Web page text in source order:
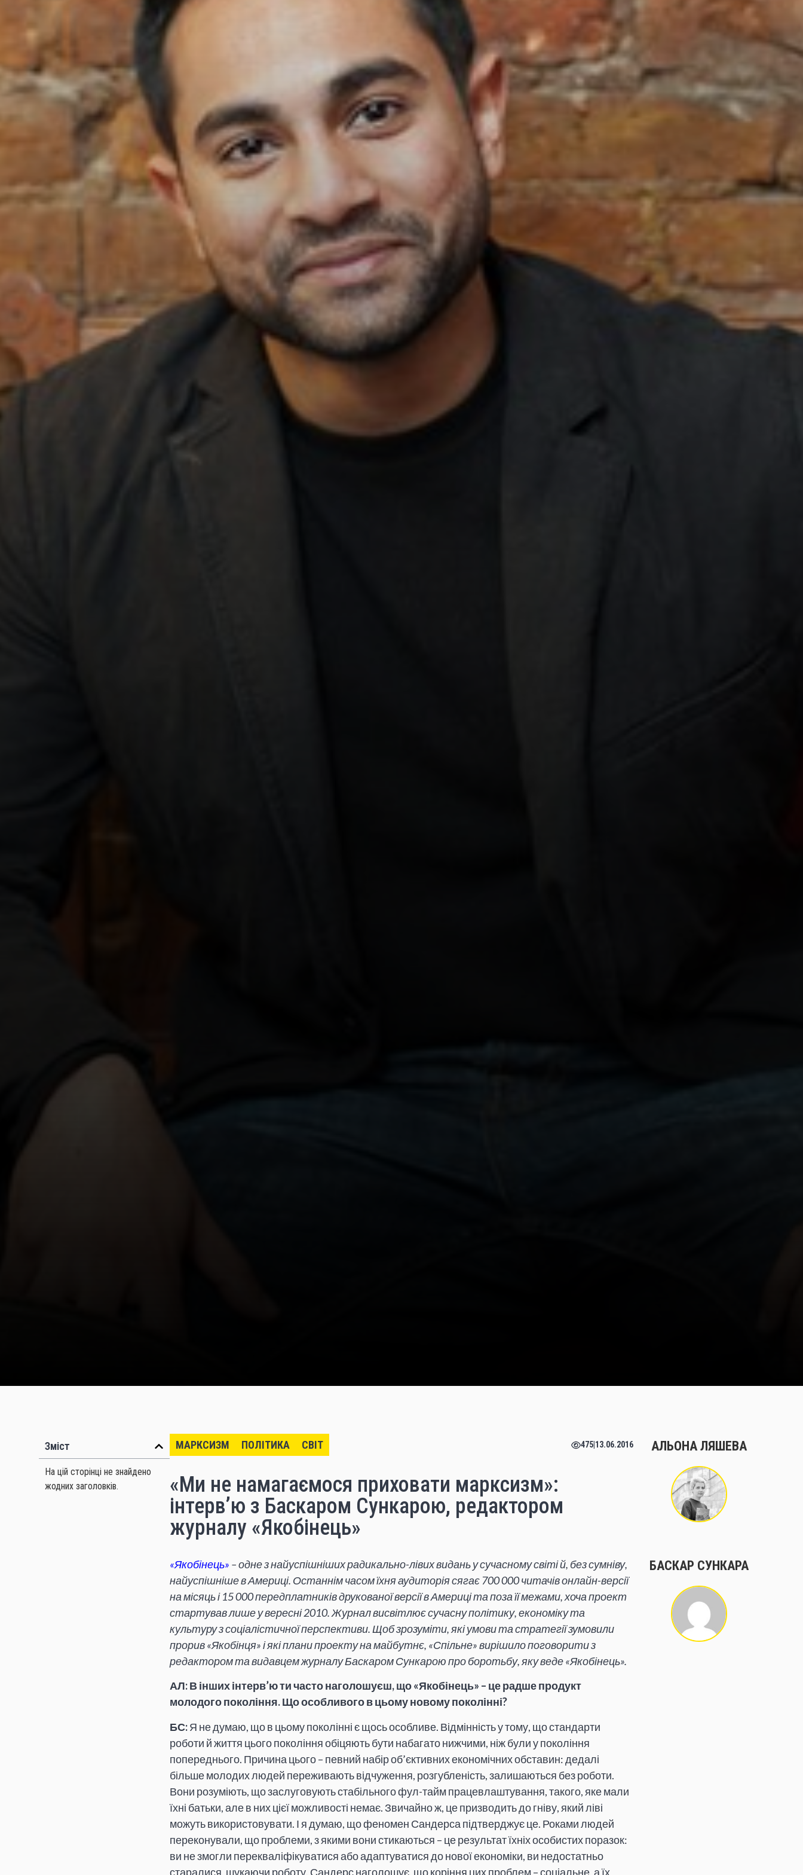
Зміст
На цій сторінці не знайдено
жодних заголовків.
МАРКСИЗМ ПОЛІТИКА СВІТ 475 13.06.2016
«Ми не намагаємося приховати марксизм»:
інтерв’ю з Баскаром Сункарою, редактором
журналу «Якобінець»
«Якобінець» – одне з найуспішніших радикально-лівих видань у сучасному світій, без сумніву,
найуспішніше в Америці. Останнім часом їхня аудиторія сягає 700 000 читачів онлайн-версії
на місяць і 15 000 передплатників друкованої версії в Америціта позаїї межами, хоча проект
стартував лише у вересні 2010. Журнал висвітлює сучасну політику, економіку та
культуру з соціалістичної перспективи. Щоб зрозуміти, які умови та стратегії зумовили
прорив «Якобінця» і які плани проекту на майбутнє, «Спільне» вирішило поговорити з
редактором та видавцем журналу Баскаром Сункарою про боротьбу, яку веде «Якобінець».
АЛ: В інших інтерв’ю ти часто наголошуєш, що «Якобінець» – це радше продукт
молодого покоління. Що особливого в цьому новому поколінні?
БС:Я не думаю, що в цьому поколінні є щось особливе. Відмінність у тому, що стандарти
роботи й життя цього покоління обіцяють бути набагато нижчими, ніж були у покоління
попереднього. Причина цього – певний набір об’єктивних економічних обставин: дедалі
більше молодих людей переживають відчуження, розгубленість, залишаються без роботи.
Вони розуміють, що заслуговують стабільного фул-тайм працевлаштування, такого, яке мали
їхні батьки, але в них цієї можливості немає. Звичайно ж, це призводить до гніву, який ліві
можуть використовувати. І я думаю, що феномен Сандерса підтверджує це. Роками людей
переконували, що проблеми, з якими вони стикаються – це результат їхніх особистих поразок:
ви не змогли перекваліфікуватися або адаптуватися до нової економіки, ви недостатньо
старалися, шукаючи роботу. Сандерс наголошує, що коріння цих проблем – соціальне, а їх
АЛЬОНА ЛЯШЕВА
БАСКАР СУНКАРА